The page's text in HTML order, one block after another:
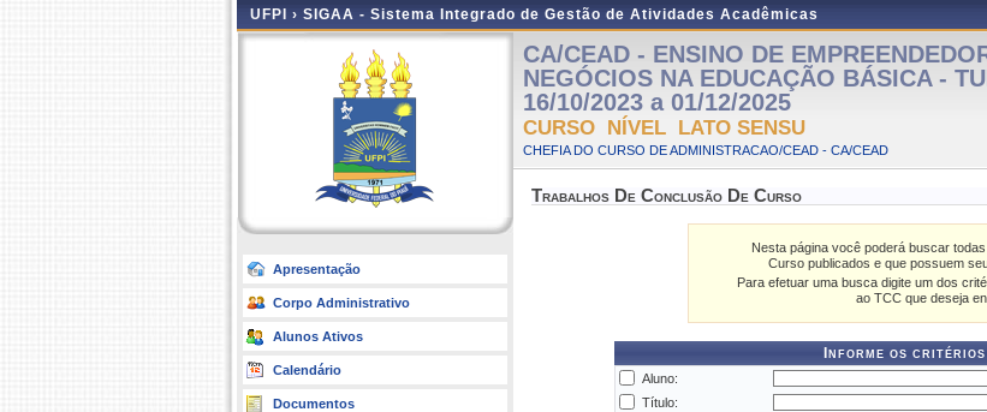
UFPI › SIGAA - Sistema Integrado de Gestão de Atividades Acadêmicas
Apresentação
Corpo Administrativo
Alunos Ativos
Calendário
Documentos
CA/CEAD - ENSINO DE
NEGÓCIOS NA EDUCAÇÃO BÁSICA -
16/10/2023 a 01/12/2025
CURSO NÍVEL LATO SENSU
CHEFIA DO CURSO DE ADMINISTRACAO/CEAD - CA/CEAD
Trabalhos De Conclusão De Curso
Nesta página você poderá buscar
Curso publicados e que possuem
Para efetuar uma busca digite um dos
ao TCC que deseja
Informe os critérios
Aluno:
Título: